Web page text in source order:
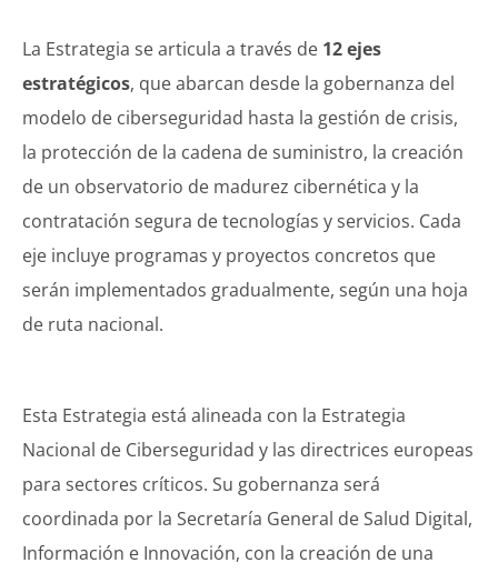
La Estrategia se articula a través de 12 ejes
estratégicos, que abarcan desde la gobernanza del
modelo de ciberseguridad hasta la gestión de crisis,
la protección de la cadena de suministro, la creación
de un observatorio de madurez cibernética y la
contratación segura de tecnologías y servicios. Cada
eje incluye programas y proyectos concretos que
serán implementados gradualmente, según una hoja
de ruta nacional.
Esta Estrategia está alineada con la Estrategia
Nacional de Ciberseguridad y las directrices europeas
para sectores críticos. Su gobernanza será
coordinada por la Secretaría General de Salud Digital,
Información e Innovación, con la creación de una